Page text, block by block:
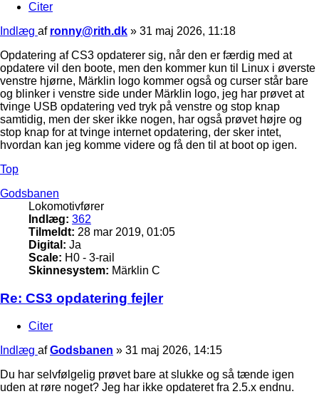
Citer
Indlæg af ronny@rith.dk » 31 maj 2026, 11:18
Opdatering af CS3 opdaterer sig, når den er færdig med at
opdatere vil den boote, men den kommer kun til Linux i øverste
venstre hjørne, Märklin logo kommer også og curser står bare
og blinker i venstre side under Märklin logo, jeg har prøvet at
tvinge USB opdatering ved tryk på venstre og stop knap
samtidig, men der sker ikke nogen, har også prøvet højre og
stop knap for at tvinge internet opdatering, der sker intet,
hvordan kan jeg komme videre og få den til at boot op igen.
Top
Godsbanen
Lokomotivfører
Indlæg: 362
Tilmeldt: 28 mar 2019, 01:05
Digital: Ja
Scale: H0 - 3-rail
Skinnesystem: Märklin C
Re: CS3 opdatering fejler
Citer
Indlæg afGodsbanen » 31 maj 2026, 14:15
Du har selvfølgelig prøvet bare at slukke og så tænde igen
uden at røre noget? Jeg har ikke opdateret fra 2.5.x endnu.